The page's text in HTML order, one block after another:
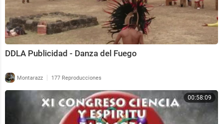
DDLA Publicidad - Danza del Fuego
Montarazz | 177 Reproducciones
00:58:09